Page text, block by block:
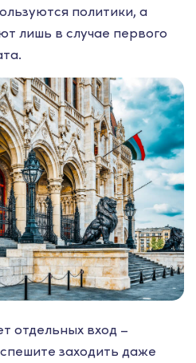
политики, а
лишь в случае первого
отдельных вход –
заходить даже